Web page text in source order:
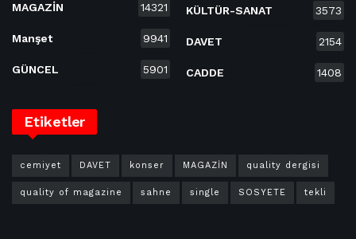
MAGAZİN 14321
Manşet 9941
GÜNCEL 5901
KÜLTÜR-SANAT 3573
DAVET 2154
CADDE 1408
Etiketler
cemiyet DAVET konser MAGAZİN quality dergisi
quality of magazine sahne single SOSYETE tekli